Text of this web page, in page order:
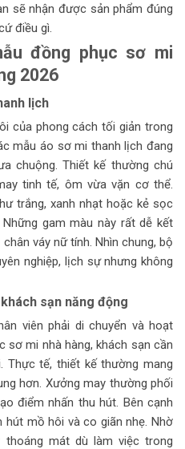
sẽ nhận được sản phẩm đúng
điều gì.
đồng phục sơ mi
2026
lịch
của phong cách tối giản trong
mẫu áo sơ mi thanh lịch đang
chuộng. Thiết kế thường chú
tinh tế, ôm vừa vặn cơ thể.
trắng, xanh nhạt hoặc kẻ sọc
gam màu này rất dễ kết
váy nữ tính. Nhìn chung, bộ
nghiệp, lịch sự nhưng không
sạn năng động
viên phải di chuyển và hoạt
sơ mi nhà hàng, khách sạn cần
tế, thiết kế thường mang
hơn. Xưởng may thường phối
điểm nhấn thu hút. Bên cạnh
hút mồ hôi và co giãn nhẹ. Nhờ
thoáng mát dù làm việc trong